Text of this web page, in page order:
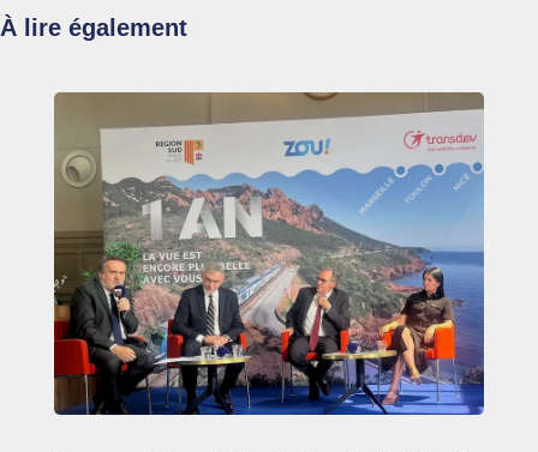
À lire également